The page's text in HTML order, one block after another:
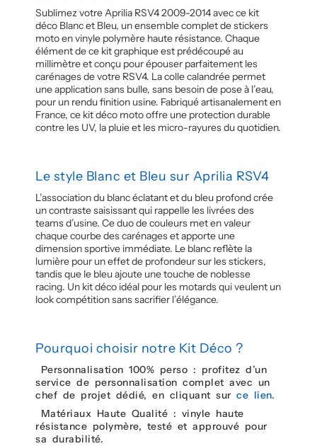
Sublimez votre Aprilia RSV4 2009-2014 avec ce kit
déco Blanc et Bleu, un ensemble complet de stickers
moto en vinyle polymère haute résistance. Chaque
élément de ce kit graphique est prédécoupé au
millimètre et conçu pour épouser parfaitement les
carénages de votre RSV4. La colle calandrée permet
une application sans bulle, sans besoin de pose à l’eau,
pour un rendu finition usine. Fabriqué artisanalement en
France, ce kit déco moto offre une protection durable
contre les UV, la pluie et les micro-rayures du quotidien.
Le style Blanc et Bleu sur Aprilia RSV4
L’association du blanc éclatant et du bleu profond crée
un contraste saisissant qui rappelle les livrées des
teams d’usine. Ce duo de couleurs met en valeur
chaque courbe des carénages et apporte une
dimension sportive immédiate. Le blanc reflète la
lumière pour un effet de profondeur sur les stickers,
tandis que le bleu ajoute une touche de noblesse
racing. Un kit déco idéal pour les motards qui veulent un
look compétition sans sacrifier l’élégance.
Pourquoi choisir notre Kit Déco ?
Personnalisation 100% perso : profitez d’un
service de personnalisation complet avec un
chef de projet dédié, en cliquant sur ce lien.
Matériaux Haute Qualité : vinyle haute
résistance polymère, testé et approuvé pour
sa durabilité.